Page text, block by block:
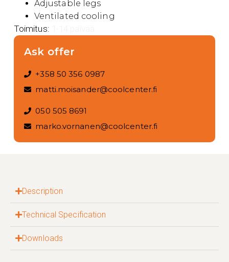
Adjustable legs
Ventilated cooling
Toimitus:
Ask offer
+358 50 356 0987
matti.moisander@coolcenter.fi
050 505 8691
marko.vornanen@coolcenter.fi
Description
Technical Specification
Downloads